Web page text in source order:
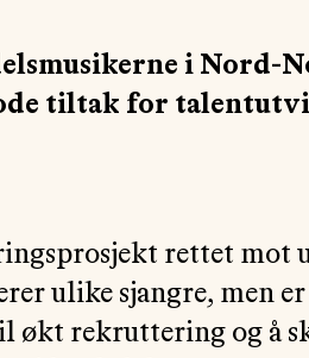
i Nord-
tiltak for
rettet mot
ulike sjangre, men
økt rekruttering og å